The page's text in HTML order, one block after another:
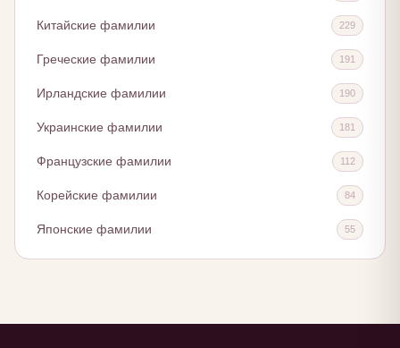
Китайские фамилии 229
Греческие фамилии 191
Ирландские фамилии 190
Украинские фамилии 181
Французские фамилии 112
Корейские фамилии 84
Японские фамилии 55